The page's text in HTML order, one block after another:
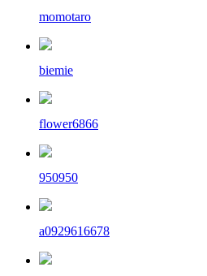
momotaro
biemie
flower6866
950950
a0929616678